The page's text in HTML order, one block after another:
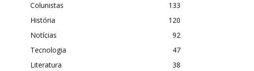
Colunistas
133
História
120
Notícias
92
Tecnologia
47
Literatura
38